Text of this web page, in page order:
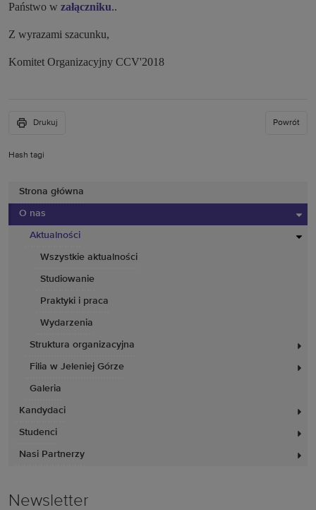
Strona główna
O nas
Aktualności
Wszystkie aktualności
Studiowanie
Praktyki i praca
Wydarzenia
Struktura organizacyjna
Filia w Jeleniej Górze
Galeria
Kandydaci
Studenci
Nasi Partnerzy
Newsletter
Państwo w załączniku..
Z wyrazami szacunku,
Komitet Organizacyjny CCV'2018
Drukuj Powrót
Hash tagi